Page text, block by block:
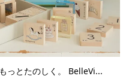
っとたのしく。 BelleVi...